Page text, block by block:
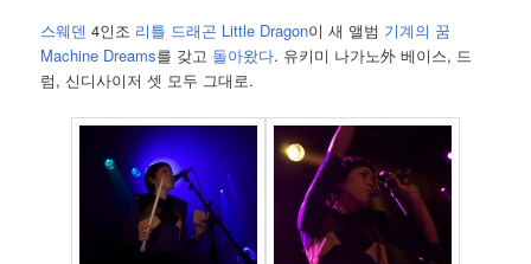
스웨덴 4인조 리틀 드래곤 Little Dragon이 새 앨범 기계의 꿈
Machine Dreams를 갖고 돌아왔다. 유키미 나가노外 베이스, 드
럼, 신디사이저 셋 모두 그대로.